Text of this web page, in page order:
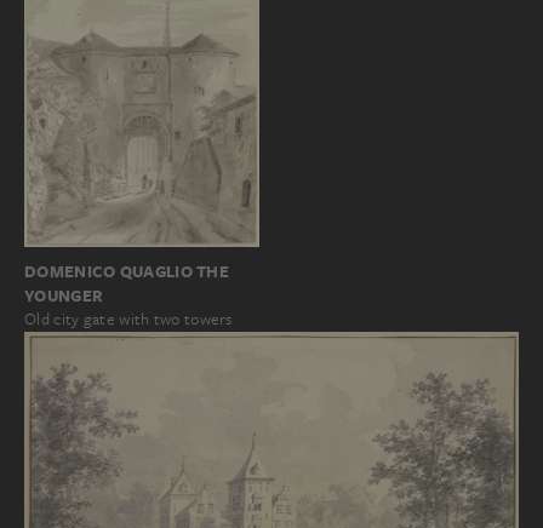
DOMENICO QUAGLIO THE
YOUNGER
Old city gate with two towers